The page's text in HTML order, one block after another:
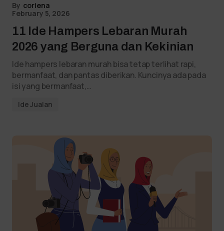
By coriena
February 5, 2026
11 Ide Hampers Lebaran Murah
2026 yang Berguna dan Kekinian
Ide hampers lebaran murah bisa tetap terlihat rapi,
bermanfaat, dan pantas diberikan. Kuncinya ada pada
isi yang bermanfaat,…
Ide Jualan